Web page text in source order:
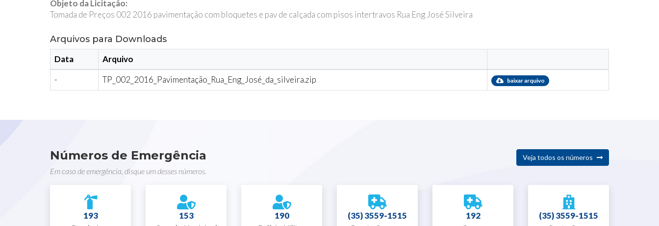
Objeto da Licitação:
Tomada de Preços 002 2016 pavimentação com bloquetes e pav de calçada com pisos intertravos Rua Eng José Silveira
Arquivos para Downloads
Data
Arquivo
-
TP_002_2016_Pavimentação_Rua_Eng_José_da_silveira.zip baixar arquivo
Números de Emergência
Em caso de emergência, disque um desses números.
Veja todos os números
193 153 190 (35) 3559-1515 192 (35) 3559-1515